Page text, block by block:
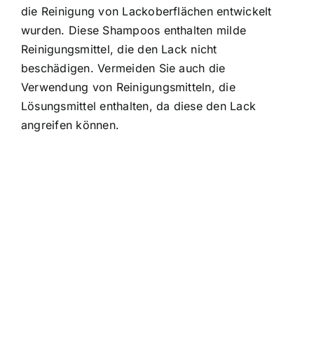
die Reinigung von Lackoberflächen entwickelt
wurden. Diese Shampoos enthalten milde
Reinigungsmittel, die den Lack nicht
beschädigen. Vermeiden Sie auch die
Verwendung von Reinigungsmitteln, die
Lösungsmittel enthalten, da diese den Lack
angreifen können.